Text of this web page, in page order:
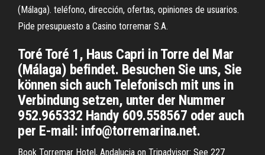
(Málaga). teléfono, dirección, ofertas, opiniones de usuarios.
Pide presupuesto a Casino torremar S.A.
Toré Toré 1, Haus Capri in Torre del Mar
(Málaga) befindet. Besuchen Sie uns, Sie
können sich auch Telefonisch mit uns in
Verbindung setzen, unter der Nummer
952.965332 Handy 609.558567 oder auch
per E-mail: info@torremarina.net.
Book Torremar Hotel, Andalucia on Tripadvisor: See 227